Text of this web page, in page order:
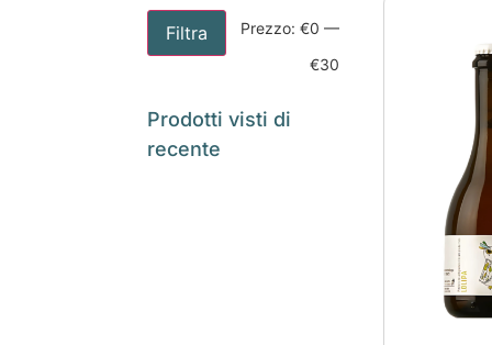
Filtra Prezzo:€0 —
€30
Prodotti visti di
recente